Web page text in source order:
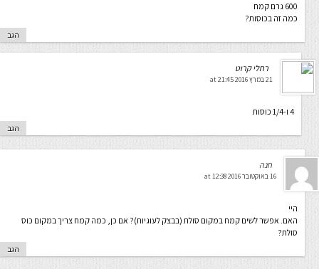
600 גרם קמח
כמה זה בכוסות?
הגב
רחלי קרוט
21 במרץ 2016 at 21:45
4 ו-1/4 כוסות
הגב
חנה
16 באוקטובר 2016 at 12:38
היי
האם. אפשר לשים קמח במקום סולת (בבצק לעוגיות)? אם כן, כמה קמח צריך במקום כוס
סולת?
הגב